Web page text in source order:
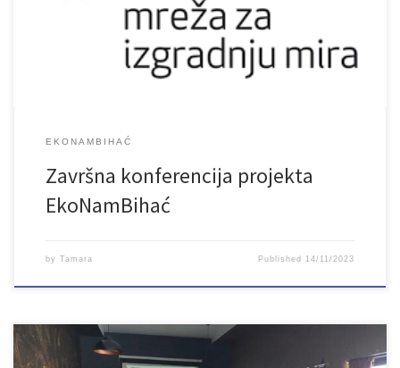
EKONAMBIHAĆ
Završna konferencija projekta
EkoNamBihać
by Tamara Published 14/11/2023